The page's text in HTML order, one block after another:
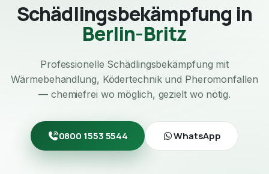
Schädlingsbekämpfung in
Berlin-Britz
Professionelle Schädlingsbekämpfung mit
Wärmebehandlung, Ködertechnik und Pheromonfallen
— chemiefrei wo möglich, gezielt wo nötig.
0800 1553 5544 WhatsApp